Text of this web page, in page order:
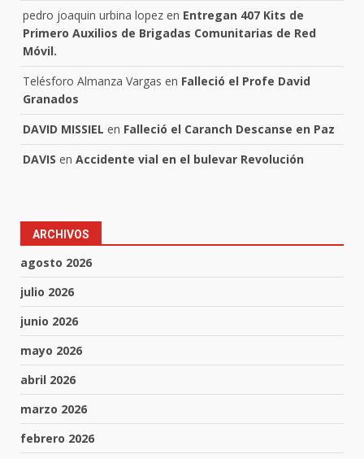
pedro joaquin urbina lopez en Entregan 407 Kits de
Primero Auxilios de Brigadas Comunitarias de Red
Móvil.
Telésforo Almanza Vargas en Falleció el Profe David
Granados
DAVID MISSIEL en Falleció el Caranch Descanse en Paz
DAVIS en Accidente vial en el bulevar Revolución
ARCHIVOS
agosto 2026
julio 2026
junio 2026
mayo 2026
abril 2026
marzo 2026
febrero 2026